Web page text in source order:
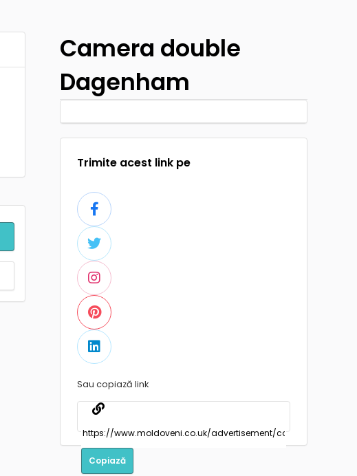
Camera double
Dagenham
Trimite acest link pe
Sau copiază link
Copiază